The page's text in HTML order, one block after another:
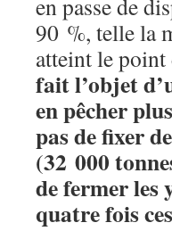
en passe de
90 %, telle la
atteint le
fait l’objet
en pêcher
pas de fixer
(32 000
de fermer les
quatre fois